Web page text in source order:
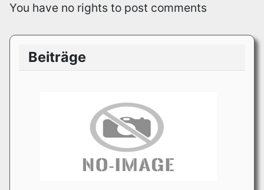
You have no rights to post comments
Beiträge